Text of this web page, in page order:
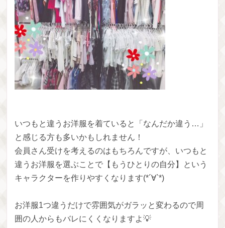
いつもと違うお洋服を着ていると「なんだか違う…」
と感じる方も多いかもしれません！
会員さん受けを考えるのはもちろんですが、いつもと
違うお洋服を選ぶことで【もうひとりの自分】という
キャラクターを作りやすくなります(*´∀`*)
お洋服1つ違うだけで雰囲気がガラッと変わるので周
囲の人からもバレにくくなりますよ💡